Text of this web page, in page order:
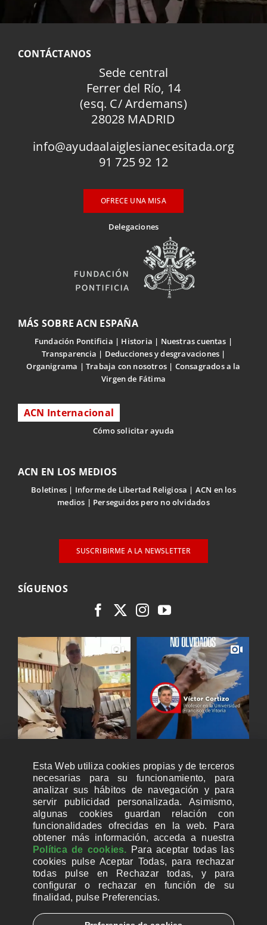
CONTÁCTANOS
Sede central
Ferrer del Río, 14
(esq. C/ Ardemans)
28028 MADRID
info@ayudaalaiglesianecesitada.org
91 725 92 12
OFRECE UNA MISA
Delegaciones
MÁS SOBRE ACN ESPAÑA
Fundación Pontificia Historia
Nuestras cuentas
Transparencia
Deducciones y desgravaciones
Organigrama
Trabaja con nosotros
Consagrados a la
Virgen de Fátima
ACN Internacional
Cómo solicitar ayuda
ACN EN LOS MEDIOS
Boletines Informe de Libertad Religiosa
ACN en los
medios
Perseguidos pero no olvidados
SUSCRIBIRME A LA NEWSLETTER
SÍGUENOS
CUENTAS BANCARIAS PARA DONAR
Esta Web utiliza cookies propias y de terceros
necesarias para su funcionamiento, para
analizar sus hábitos de navegación y para
servir publicidad personalizada. Asimismo,
algunas cookies guardan relación con
funcionalidades ofrecidas en la web. Para
obtener más información, acceda a nuestra
Política de cookies. Para aceptar todas las
cookies pulse Aceptar Todas, para rechazar
todas pulse en Rechazar todas, y para
configurar o rechazar en función de su
finalidad, pulse Preferencias.